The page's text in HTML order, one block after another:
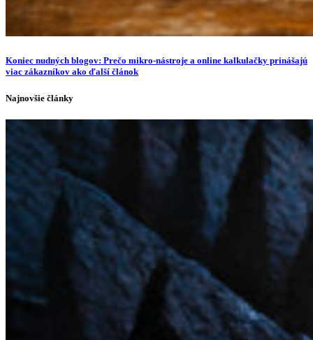
Koniec nudných blogov: Prečo mikro-nástroje a online kalkulačky prinášajú
viac zákazníkov ako ďalší článok
Najnovšie články